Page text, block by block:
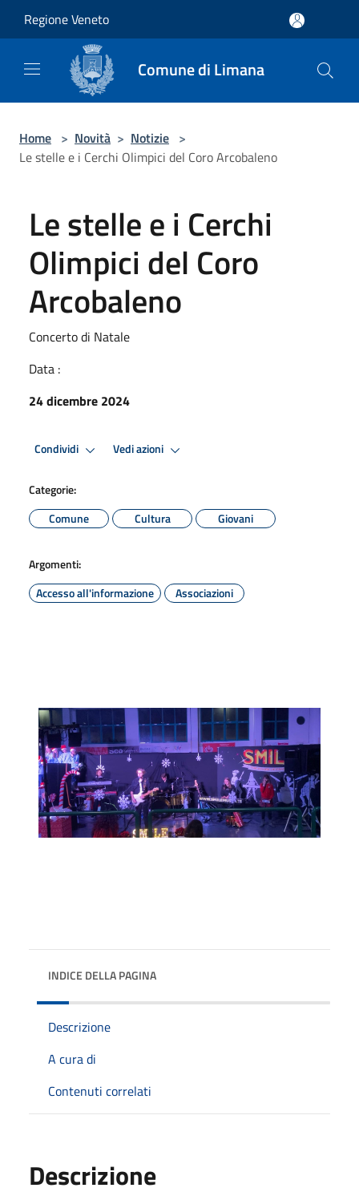
Regione Veneto
Comune di Limana
Home > Novità > Notizie >
Le stelle e i Cerchi Olimpici del Coro Arcobaleno
Le stelle e i Cerchi
Olimpici del Coro
Arcobaleno
Concerto di Natale
Data :
24 dicembre 2024
Condividi Vedi azioni
Categorie:
Comune
Cultura Giovani
Argomenti:
Accesso all'informazione
Associazioni
INDICE DELLA PAGINA
Descrizione
A cura di
Contenuti correlati
Descrizione